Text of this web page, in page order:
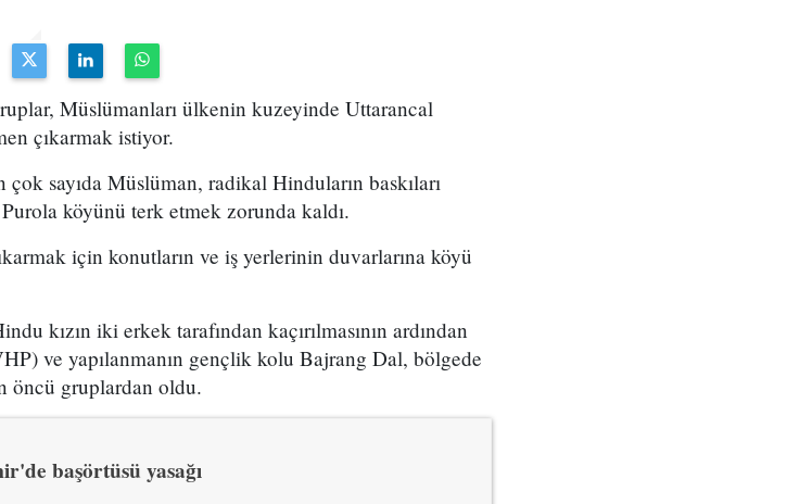
Müslümanları ülkenin kuzeyinde Uttarancal
çıkarmak istiyor.
sayıda Müslüman, radikal Hinduların baskıları
köyünü terk etmek zorunda kaldı.
için konutların ve iş yerlerinin duvarlarına köyü
kızın iki erkek tarafından kaçırılmasının ardından
ve yapılanmanın gençlik kolu Bajrang Dal, bölgede
öncü gruplardan oldu.
başörtüsü yasağı